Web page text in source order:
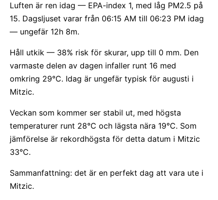
Luften är ren idag — EPA-index 1, med låg PM2.5 på
15. Dagsljuset varar från 06:15 AM till 06:23 PM idag
— ungefär 12h 8m.
Håll utkik — 38% risk för skurar, upp till 0 mm. Den
varmaste delen av dagen infaller runt 16 med
omkring 29°C. Idag är ungefär typisk för augusti i
Mitzic.
Veckan som kommer ser stabil ut, med högsta
temperaturer runt 28°C och lägsta nära 19°C. Som
jämförelse är rekordhögsta för detta datum i Mitzic
33°C.
Sammanfattning: det är en perfekt dag att vara ute i
Mitzic.